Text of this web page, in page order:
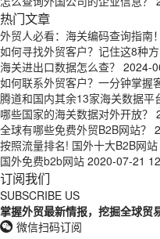
热门文章
外贸人必看：海关编码查询指南！
如何寻找外贸客户？记住这8种
海关进出口数据怎么查？ 2024-
如何联系外贸客户？一分钟掌握
腾道和国内其余13家海关数据平
哪些国家的海关数据对外开放？
全球有哪些免费外贸B2B网站？
按照流量排名! 国外十大B2B网站
国外免费b2b网站 2020-07-21
订阅我们
SUBSCRIBE US
掌握外贸最新情报，挖掘全球贸
微信扫码订阅